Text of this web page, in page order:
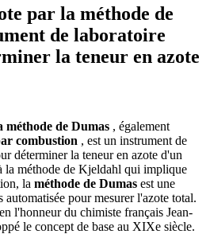
par la méthode de
de laboratoire
la teneur en azote
méthode de Dumas , également
combustion , est un instrument de
déterminer la teneur en azote d'un
la méthode de Kjeldahl qui implique
la méthode de Dumas est une
pour mesurer l'azote total.
l'honneur du chimiste français Jean-
le concept de base au XIXe siècle.